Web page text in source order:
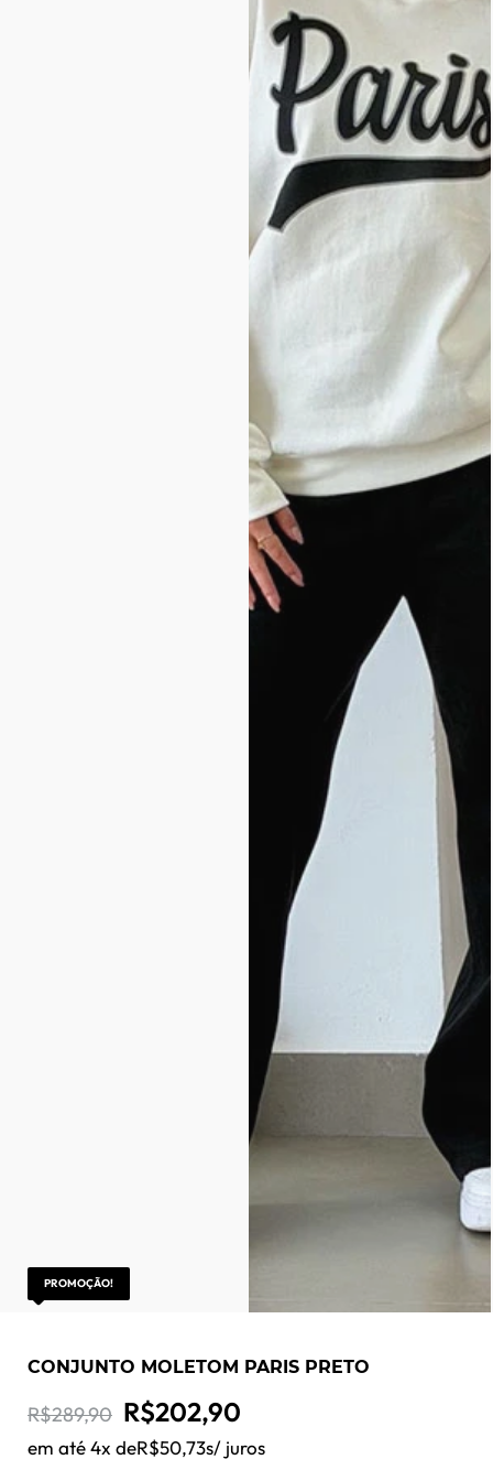
PROMOÇÃO!
CONJUNTO MOLETOM PARIS PRETO
R$289,90
O
preço
R$202,90
O
preço
em até 4x deR$50,73s/ juros